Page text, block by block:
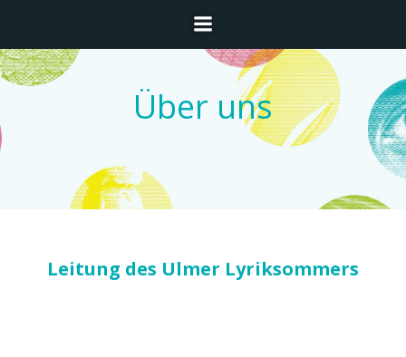
Inhalt
springen
Über uns
Leitung des Ulmer Lyriksommers